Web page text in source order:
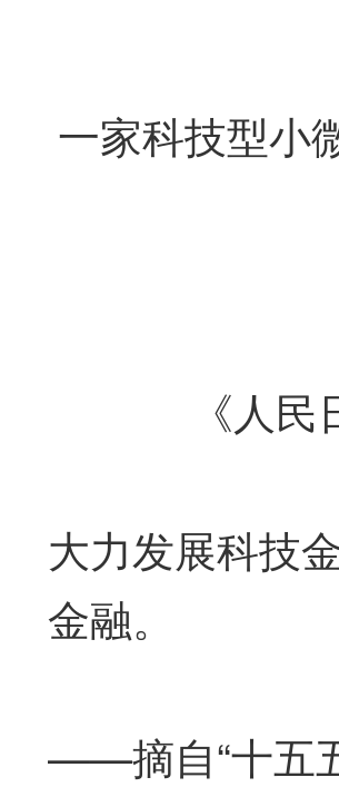
一家科技型小
《人
大力发展科技
金融。
——摘自“十五